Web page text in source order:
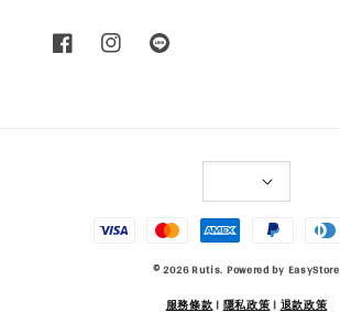
© 2026 Rutis. Powered by EasyStore
服務條款| 隱私政策| 退款政策